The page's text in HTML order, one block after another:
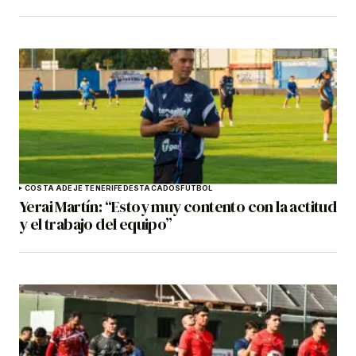
COSTA ADEJE TENERIFEDESTACADOSFÚTBOL
Yerai Martín: “Estoy muy contento con la actitud
y el trabajo del equipo”